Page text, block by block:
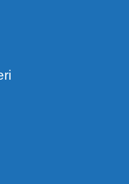
toptan eğitici
çok satın aldığı
almaktadır.